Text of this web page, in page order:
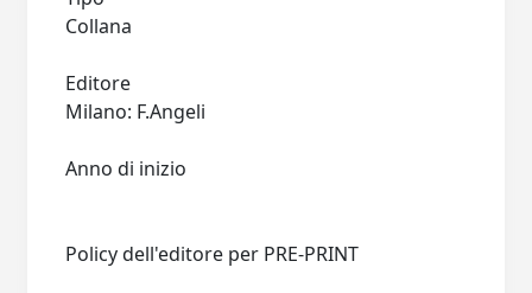
Collana
Editore
Anno di inizio
Policy dell'editore per PRE-PRINT